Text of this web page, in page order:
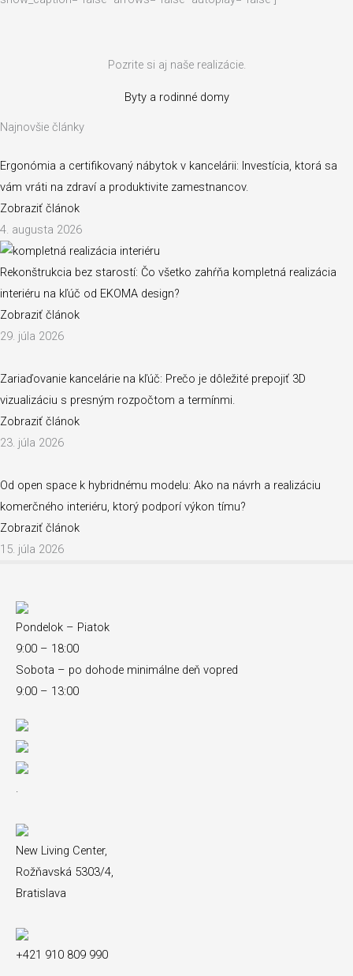
Pozrite si aj naše realizácie.
Byty a rodinné domy
Najnovšie články
Ergonómia a certifikovaný nábytok v kancelárii: Investícia, ktorá sa
vám vráti na zdraví a produktivite zamestnancov.
Zobraziť článok
4. augusta 2026
Rekonštrukcia bez starostí: Čo všetko zahŕňa kompletná realizácia
interiéru na kľúč od EKOMA design?
Zobraziť článok
29. júla 2026
Zariaďovanie kancelárie na kľúč: Prečo je dôležité prepojiť 3D
vizualizáciu s presným rozpočtom a termínmi.
Zobraziť článok
23. júla 2026
Od open space k hybridnému modelu: Ako na návrh a realizáciu
komerčného interiéru, ktorý podporí výkon tímu?
Zobraziť článok
15. júla 2026
Pondelok – Piatok
9:00 – 18:00
Sobota – po dohode minimálne deň vopred
9:00 – 13:00
.
New Living Center,
Rožňavská 5303/4,
Bratislava
+421 910 809 990